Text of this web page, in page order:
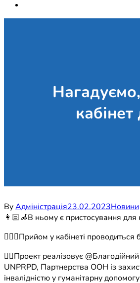
ByАдміністрація23.02.2023Новини
👩🏻‍🦽В ньому є пристосування для
👩🏻‍⚕️Прийом у кабінеті
👉🏻Проект реалізовує
UNPRPD, Партнерства ООН із
інвалідністю у гуманітарну допомогу